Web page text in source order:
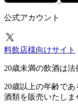
公式アカウント
料飲店様向けサイト
20歳未満の飲酒は
20歳以上の年齢で
酒類を販売いたしま